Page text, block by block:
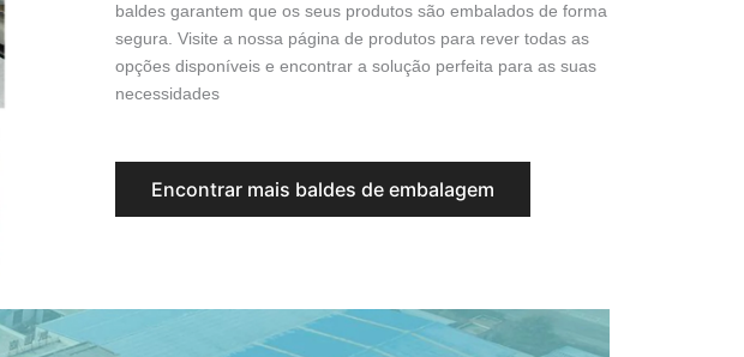
baldes garantem que os seus produtos são embalados de forma
segura. Visite a nossa página de produtos para rever todas as
opções disponíveis e encontrar a solução perfeita para as suas
necessidades
Encontrar mais baldes de embalagem